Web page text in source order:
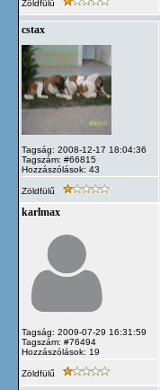
Zöldfülű
cstax
Tagság: 2008-12-17 18:04:36
Tagszám: #66815
Hozzászólások: 43
Zöldfülű
karlmax
Tagság: 2009-07-29 16:31:59
Tagszám: #76494
Hozzászólások: 19
Zöldfülű